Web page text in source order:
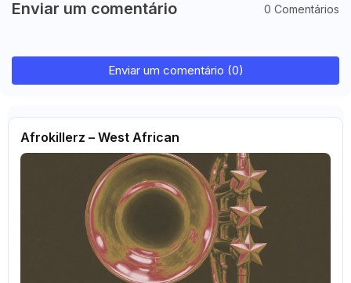
Enviar um comentário 0 Comentários
Enviar um comentário (0)
Afrokillerz – West African